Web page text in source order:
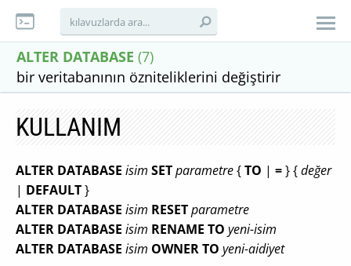
ALTER DATABASE (7)
bir veritabanının özniteliklerini değiştirir
KULLANIM
ALTER DATABASE isim SETparametre{TO | =} {değer
| DEFAULT}
ALTER DATABASE isim RESETparametre
ALTER DATABASE isim RENAME TO yeni-isim
ALTER DATABASE isim OWNER TO yeni-aidiyet